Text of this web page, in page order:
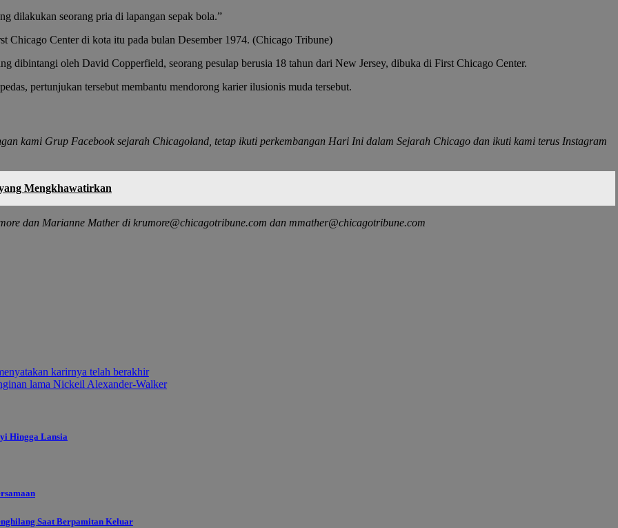
dilakukan seorang pria di lapangan sepak bola.”
Center di kota itu pada bulan Desember 1974. (Chicago Tribune)
dibintangi oleh David Copperfield, seorang pesulap berusia 18 tahun dari New Jersey, dibuka di First Chicago Center.
pertunjukan tersebut membantu mendorong karier ilusionis muda tersebut.
kami Grup Facebook sejarah Chicagoland, tetap ikuti perkembangan Hari Ini dalam Sejarah Chicago dan ikuti kami terus Instagram
Mengkhawatirkan
dan Marianne Mather di krumore@chicagotribune.com dan mmather@chicagotribune.com
karirnya telah berakhir
lama Nickeil Alexander-Walker
Hingga Lansia
Saat Berpamitan Keluar